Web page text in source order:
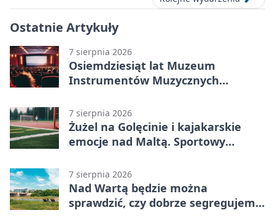
Ostatnie Artykuły
7 sierpnia 2026
Osiemdziesiąt lat Muzeum
Instrumentów Muzycznych
7 sierpnia 2026
Żużel na Golęcinie i kajakarskie
emocje nad Maltą. Sportowy
7 sierpnia 2026
Nad Wartą będzie można
sprawdzić, czy dobrze segregujemy